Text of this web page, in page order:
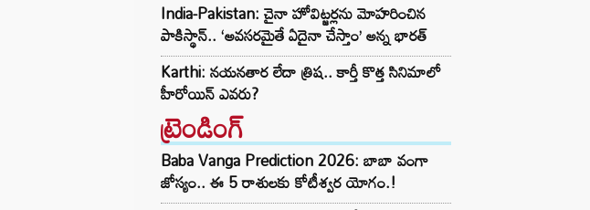
India-Pakistan: చైనా హోవిట్జర్లను మోహరించిన
పాకిస్థాన్.. ‘అవసరమైతే ఏదైనా చేస్తాం’ అన్న భారత్
Karthi: నయనతార లేదా త్రిష.. కార్తీ కొత్త సినిమాలో
హీరోయిన్ ఎవరు?
ట్రెండింగ్‌
Baba Vanga Prediction 2026: బాబా వంగా
జోస్యం.. ఈ 5 రాశులకు కోటీశ్వర యోగం.!